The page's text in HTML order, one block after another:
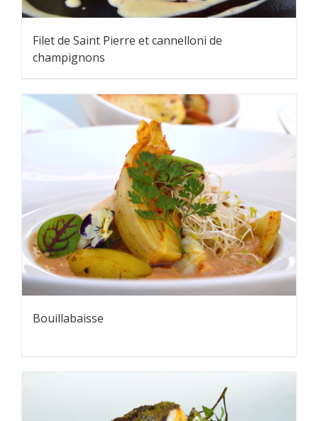
Filet de Saint Pierre et cannelloni de
champignons
Bouillabaisse